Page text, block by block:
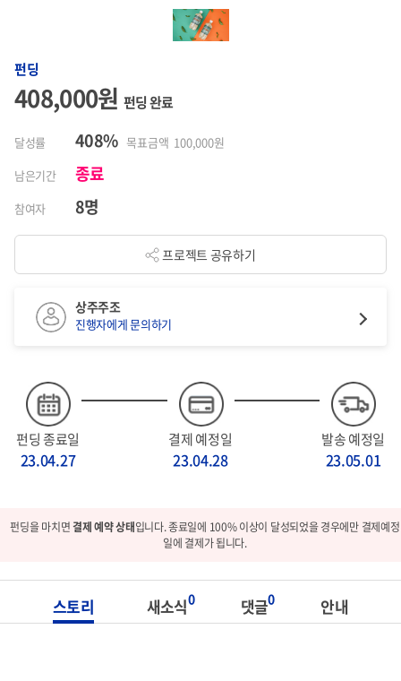
펀딩
408,000원 펀딩 완료
달성률 408% 목표금액 100,000원
남은기간
종료
참여자 8명
프로젝트 공유하기
펀딩 종료일
23.04.27
결제 예정일
23.04.28
발송 예정일
23.05.01
상주주조
진행자에게 문의하기
펀딩을 마치면결제 예약 상태입니다. 종료일에 100% 이상이 달성되었을 경우에만 결제예정
일에 결제가 됩니다.
스토리 새소식0 댓글0 안내